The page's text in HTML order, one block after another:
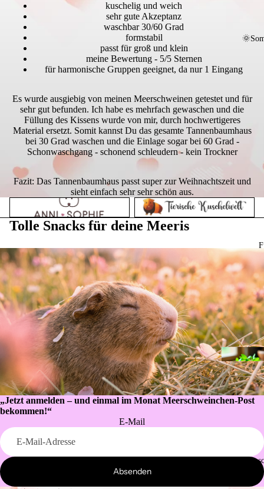
kuschelig und weich
sehr gute Akzeptanz
waschbar 30/60 Grad
formstabil
passt für groß und klein
meine Bewertung - 5/5 Sternen
für harmonische Gruppen geeignet, da nur 1 Eingang
Es wurde ausgiebig von meinen Meerschweinen getestet und für
sehr gut befunden. Ich habe es mehrfach gewaschen und die
Füllung des Kissens wurde von mir, durch hochwertigeres
Material ersetzt. Somit kannst Du das gesamte Tannenbaumhaus
bei 30 Grad waschen und die Einlage sogar bei 60 Grad -
Schonwaschgang - schonend schleudern - kein Trockner
Fazit: Das Tannenbaumhaus passt super zur Weihnachtszeit und
sieht einfach sehr sehr schön aus.
Tierische Kuschelwelt
Tolle Snacks für deine Meeris
„Jetzt anmelden – und einmal im Monat Meerschweinchen-Post
bekommen!“
E-Mail
Absenden
Widerrufsrecht
Kontaktinformationen